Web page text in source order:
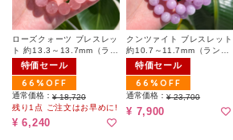
ローズクォーツ ブレスレッ
ト 約13.3～13.7mm（ラン
ダム）
特価セール
66%OFF
通常価格： ¥ 18,720
残り1点 ご注文はお早めに!
¥ 6,240
クンツァイト ブレスレット
約10.7～11.7mm（ランダ
ム）
特価セール
66%OFF
通常価格：¥ 23,700
¥ 7,900